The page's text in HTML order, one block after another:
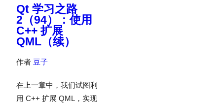
Qt 学习之路
2（94）：使用
C++ 扩展
QML（续）
作者 豆子
在上一章中，我们试图利
用 C++ 扩展 QML，实现